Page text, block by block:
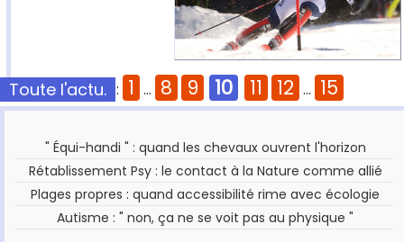
Pages : 1 ... 8 9 10 11 12 ... 15
Toute l'actu.
" Équi-handi " : quand les chevaux ouvrent l'horizon
Rétablissement Psy : le contact à la Nature comme allié
Plages propres : quand accessibilité rime avec écologie
Autisme : " non, ça ne se voit pas au physique "